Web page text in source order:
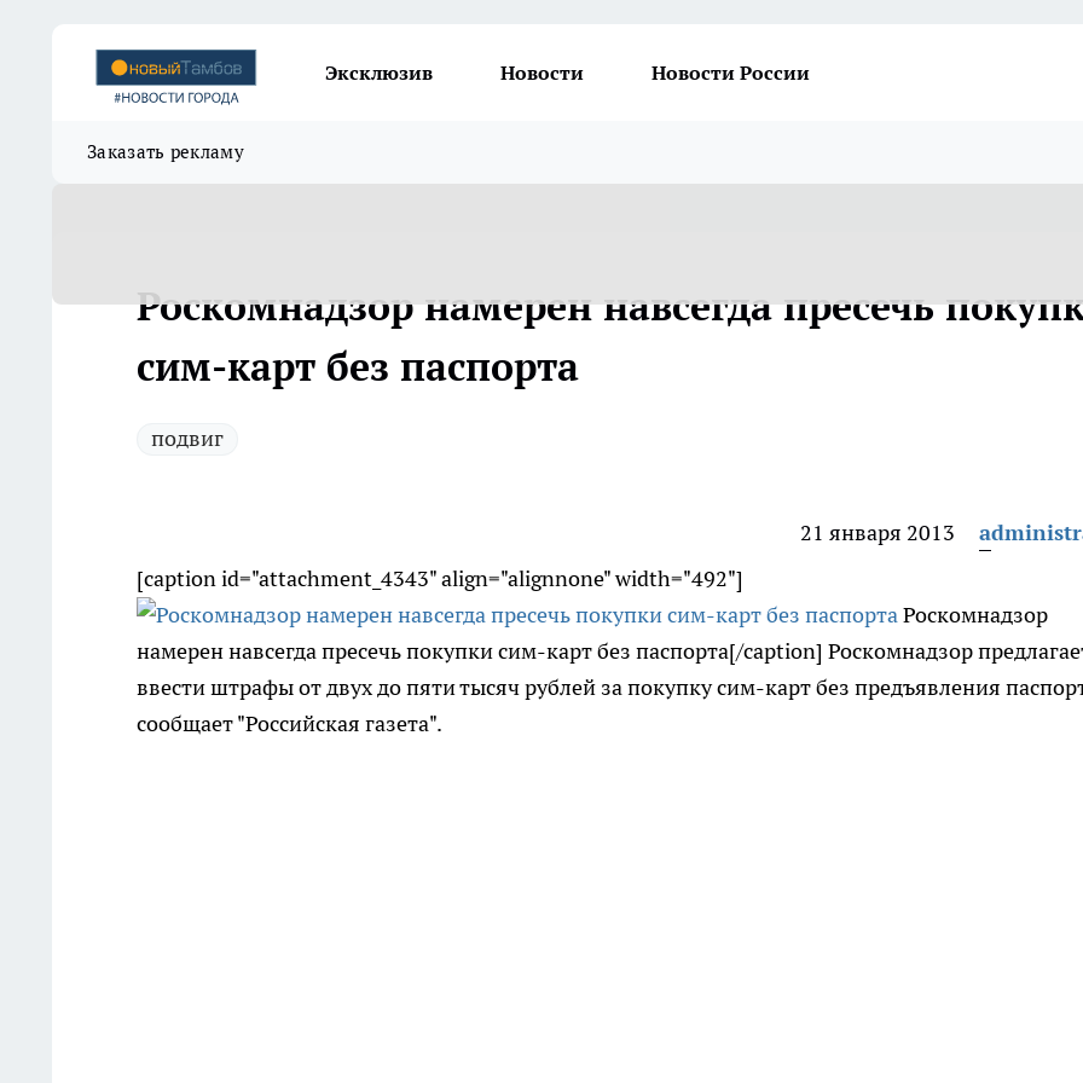
Эксклюзив Новости Новости России
Заказать рекламу
Роскомнадзор намерен навсегда пресечь
сим-карт без паспорта
подвиг
21 января 2013
[caption id="attachment_4343" align="alignnone" width="492"]
Роскомнадзор
намерен навсегда пресечь покупки сим-карт без паспорта[/caption] Роскомнадзор
ввести штрафы от двух до пяти тысяч рублей за покупку сим-карт без предъявления
сообщает "Российская газета".